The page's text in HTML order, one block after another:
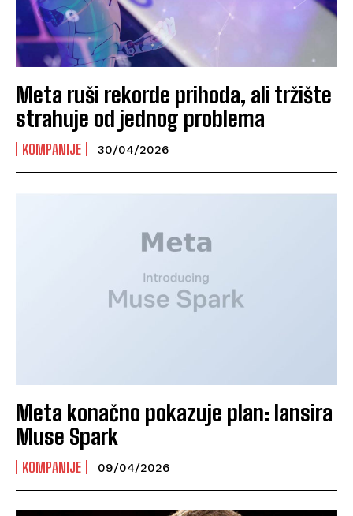
Meta ruši rekorde prihoda, ali tržište
strahuje od jednog problema
KOMPANIJE 30/04/2026
Meta konačno pokazuje plan: lansira
Muse Spark
KOMPANIJE 09/04/2026